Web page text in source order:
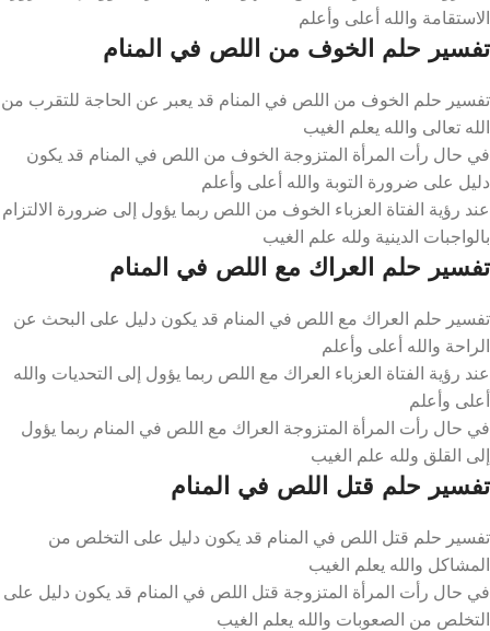
الاستقامة والله أعلى وأعلم
تفسير حلم الخوف من اللص في المنام
تفسير حلم الخوف من اللص في المنام قد يعبر عن الحاجة للتقرب من
الله تعالى والله يعلم الغيب
في حال رأت المرأة المتزوجة الخوف من اللص في المنام قد يكون
دليل على ضرورة التوبة والله أعلى وأعلم
عند رؤية الفتاة العزباء الخوف من اللص ربما يؤول إلى ضرورة الالتزام
بالواجبات الدينية ولله علم الغيب
تفسير حلم العراك مع اللص في المنام
تفسير حلم العراك مع اللص في المنام قد يكون دليل على البحث عن
الراحة والله أعلى وأعلم
عند رؤية الفتاة العزباء العراك مع اللص ربما يؤول إلى التحديات والله
أعلى وأعلم
في حال رأت المرأة المتزوجة العراك مع اللص في المنام ربما يؤول
إلى القلق ولله علم الغيب
تفسير حلم قتل اللص في المنام
تفسير حلم قتل اللص في المنام قد يكون دليل على التخلص من
المشاكل والله يعلم الغيب
في حال رأت المرأة المتزوجة قتل اللص في المنام قد يكون دليل على
التخلص من الصعوبات والله يعلم الغيب